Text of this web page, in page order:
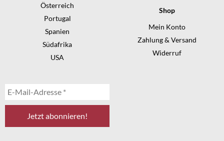
Österreich
Portugal
Spanien
Südafrika
USA
Shop
Mein Konto
Zahlung & Versand
Widerruf